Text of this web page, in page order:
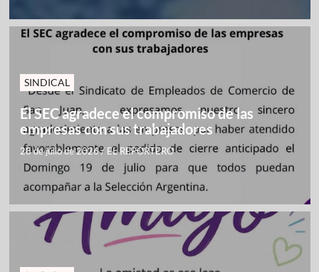
SINDICAL
El SEC agradece el compromiso de las
empresas con sus trabajadores
28 de julio de 2026/ EL REPORTERO